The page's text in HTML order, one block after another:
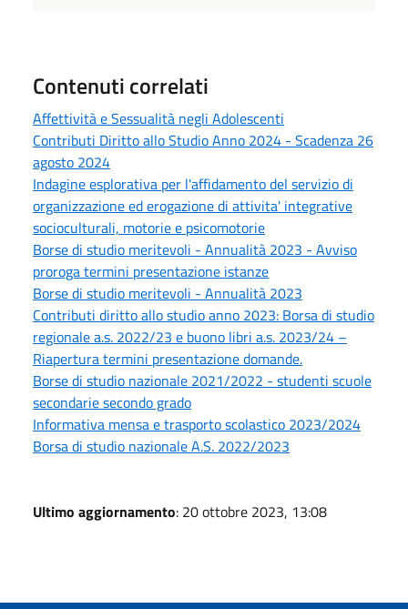
Contenuti correlati
Affettività e Sessualità negli Adolescenti
Contributi Diritto allo Studio Anno 2024 - Scadenza 26
agosto 2024
Indagine esplorativa per l'affidamento del servizio di
organizzazione ed erogazione di attivita' integrative
socioculturali, motorie e psicomotorie
Borse di studio meritevoli - Annualità 2023 - Avviso
proroga termini presentazione istanze
Borse di studio meritevoli - Annualità 2023
Contributi diritto allo studio anno 2023: Borsa di studio
regionale a.s. 2022/23 e buono libri a.s. 2023/24 –
Riapertura termini presentazione domande.
Borse di studio nazionale 2021/2022 - studenti scuole
secondarie secondo grado
Informativa mensa e trasporto scolastico 2023/2024
Borsa di studio nazionale A.S. 2022/2023
Ultimo aggiornamento: 20 ottobre 2023, 13:08